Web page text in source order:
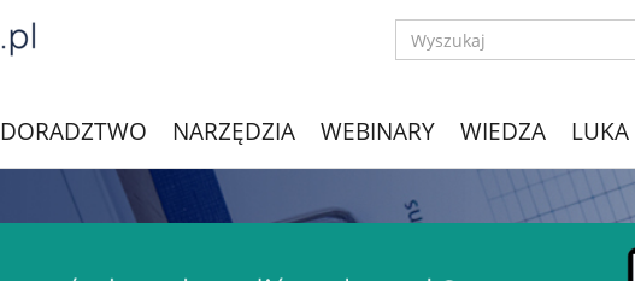
DORADZTWO NARZĘDZIA WEBINARY WIEDZA